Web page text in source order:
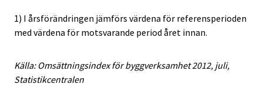
1) I årsförändringen jämförs värdena för referensperioden
med värdena för motsvarande period året innan.
Källa: Omsättningsindex för byggverksamhet 2012, juli,
Statistikcentralen